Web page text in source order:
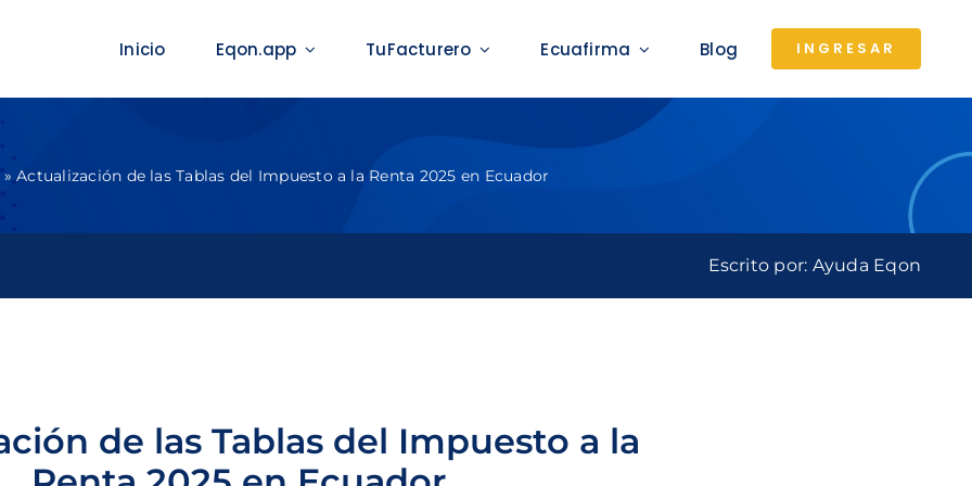
Inicio Eqon.app TuFacturero Ecuafirma Blog INGRESAR
»Actualización de las Tablas del Impuesto a la Renta 2025 en Ecuador
Escrito por: Ayuda Eqon
de las Tablas del Impuesto a la